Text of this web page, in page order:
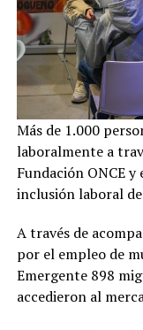
Más de 1.000
laboralmente a
Fundación ONCE
inclusión laboral
A través de
por el empleo de
Emergente 898
accedieron al